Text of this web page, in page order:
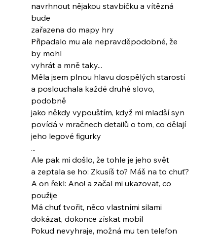
navrhnout nějakou stavbičku a vítězná
bude
zařazena do mapy hry
Připadalo mu ale nepravděpodobné, že
by mohl
vyhrát a mně taky...
Měla jsem plnou hlavu dospělých starostí
a poslouchala každé druhé slovo,
podobně
jako někdy vypouštím, když mi mladší syn
povídá v mračnech detailů o tom, co dělají
jeho legové figurky
...
Ale pak mi došlo, že tohle je jeho svět
a zeptala se ho: Zkusíš to? Máš na to chuť?
A on řekl: Ano! a začal mi ukazovat, co
použije
Má chuť tvořit, něco vlastními silami
dokázat, dokonce získat mobil
Pokud nevyhraje, možná mu ten telefon